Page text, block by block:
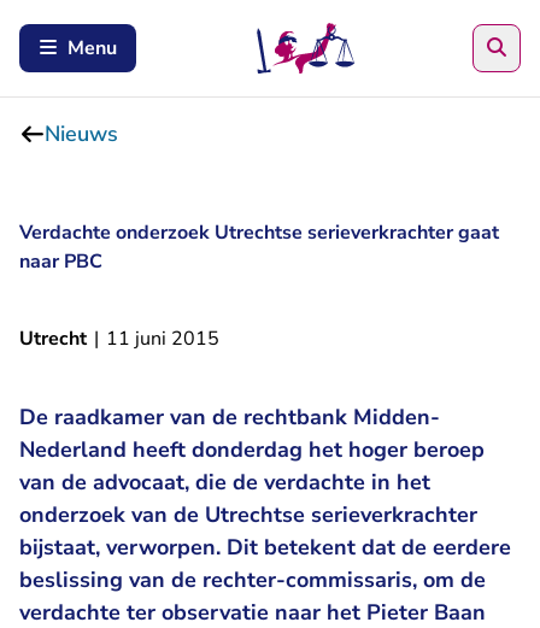
Menu
Nieuws
Verdachte onderzoek Utrechtse serieverkrachter gaat
naar PBC
Utrecht | 11 juni 2015
De raadkamer van de rechtbank Midden-
Nederland heeft donderdag het hoger beroep
van de advocaat, die de verdachte in het
onderzoek van de Utrechtse serieverkrachter
bijstaat, verworpen. Dit betekent dat de eerdere
beslissing van de rechter-commissaris, om de
verdachte ter observatie naar het Pieter Baan